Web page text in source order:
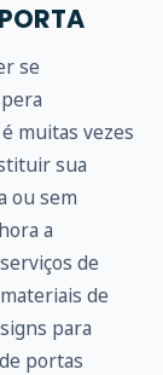
se
muitas vezes
sua
ou sem
a
de
de
para
portas